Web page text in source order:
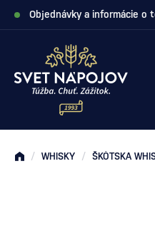
Objednávky a informácie o
/ WHISKY / ŠKÓTSKA